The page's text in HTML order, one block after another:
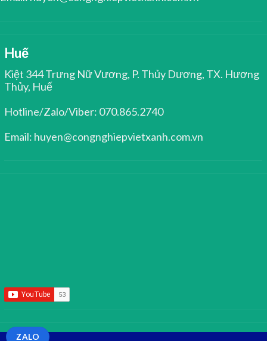
Huế
Kiệt 344 Trưng Nữ Vương, P. Thủy Dương, TX. Hương
Thủy, Huế
Hotline/Zalo/Viber: 070.865.2740
Email: huyen@congnghiepvietxanh.com.vn
ZALO